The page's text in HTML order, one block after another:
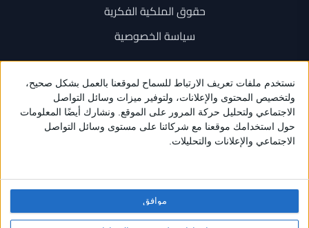
موافق
حقوق الملكية الفكرية
سياسة الخصوصية
اتصل بنا
+962 6 534 1777
+962 79 202 7000